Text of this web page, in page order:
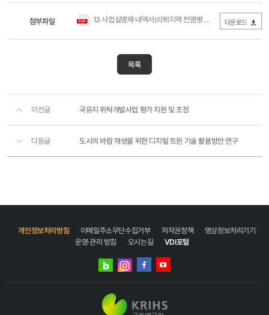
첨부파일 13 사업실명제 내역서(쇠퇴지역 전염병 취약성).pdf (0Byte / 다운
다운로드
목록
이전글 국유지 위탁개발사업 평가 지원 및 조정
다음글 도시의 바람 재생을 위한 디지털 트윈 기술 활용방안 연구
개인정보처리방침 이메일주소무단수집거부 저작권정책
영상정보처리기기
운영·관리 방침
오시는길 VDI포털
네이버
인스타그램